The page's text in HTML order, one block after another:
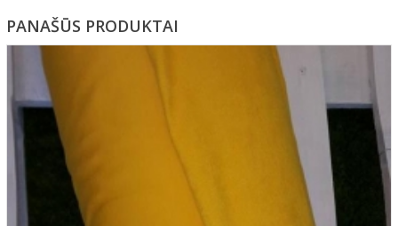
PANAŠŪS PRODUKTAI